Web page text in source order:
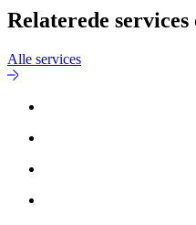
Relaterede
Alle services